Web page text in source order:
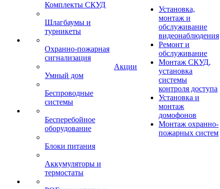
Комплекты СКУД
Шлагбаумы и
турникеты
Охранно-пожарная
сигнализация
Умный дом
Беспроводные
системы
Бесперебойное
оборудование
Блоки питания
Аккумуляторы и
термостаты
Акции
Установка,
монтаж и
обслуживание
видеонаблюдения
Ремонт и
обслуживание
Монтаж СКУД,
установка
системы
контроля доступа
Установка и
монтаж
домофонов
Монтаж охранно-
пожарных систем